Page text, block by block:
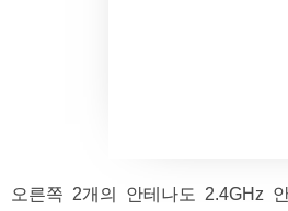
오른쪽 2개의 안테나도 2.4GHz